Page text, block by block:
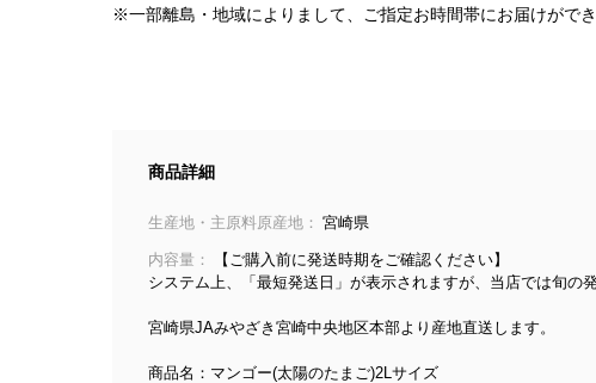
※一部離島・地域によりまして、ご指定お時間帯にお届けがで
商品詳細
生産地・主原料原産地： 宮崎県
内容量：
【ご購入前に発送時期をご確認ください】
システム上、「最短発送日」が表示されますが、当店では旬
宮崎県JAみやざき宮崎中央地区本部より産地直送します。
商品名：マンゴー(太陽のたまご)2Lサイズ